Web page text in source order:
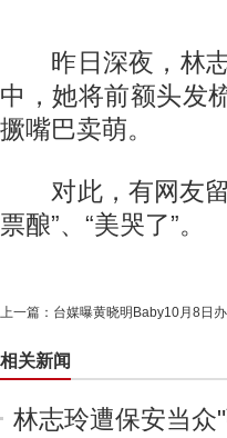
昨日深夜，林志
中，她将前额头发
撅嘴巴卖萌。
对此，有网友留
票酿”、“美哭了”。
上一篇： 台媒曝黄晓明Baby10月8日
相关新闻
林志玲遭保安当众